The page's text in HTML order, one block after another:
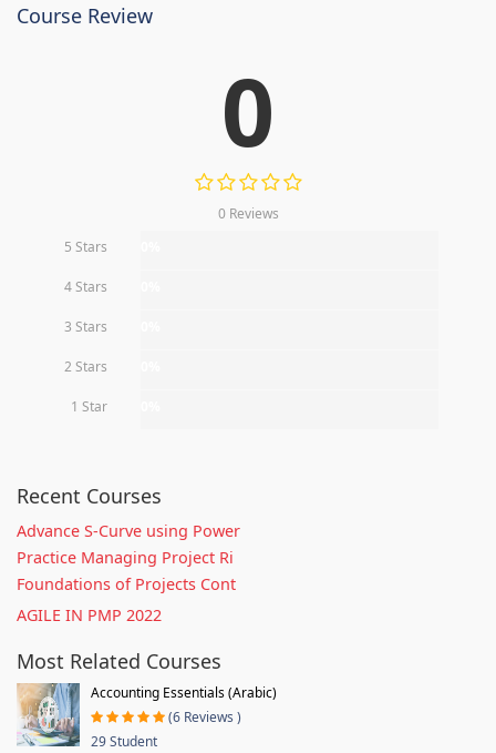
Course Review
0
0 Reviews
5 Stars
4 Stars
3 Stars
2 Stars
1 Star
Recent Courses
Advance S-Curve using Power
Practice Managing Project Ri
Foundations of Projects Cont
AGILE IN PMP 2022
Most Related Courses
Accounting Essentials (Arabic)
(6 Reviews )
29 Student